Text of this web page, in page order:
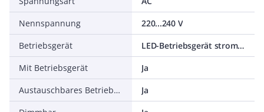
Nennspannung
220...240 V
Betriebsgerät
LED-Betriebsgerät stromgesteuert
Mit Betriebsgerät
Ja
Austauschbares Betriebsgerät
Ja